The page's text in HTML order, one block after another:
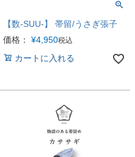
【数-SUU-】 帯留/うさぎ張子
価格：
¥4,950税込
カートに入れる